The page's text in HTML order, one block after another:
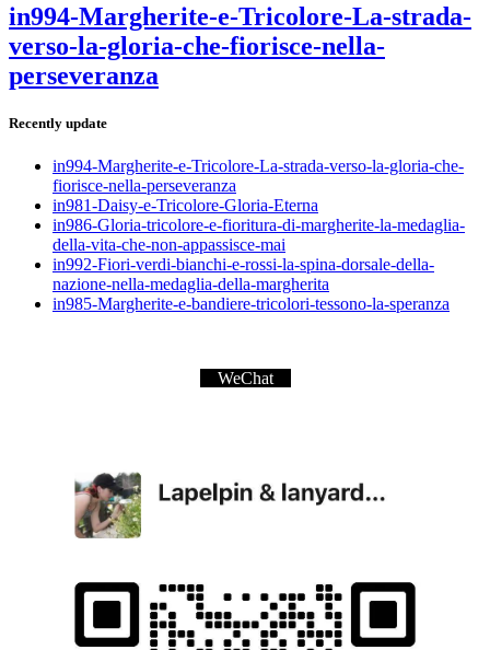
in994-Margherite-e-Tricolore-La-strada-
verso-la-gloria-che-fiorisce-nella-
perseveranza
Recently update
in994-Margherite-e-Tricolore-La-strada-verso-la-gloria-che-
fiorisce-nella-perseveranza
in981-Daisy-e-Tricolore-Gloria-Eterna
in986-Gloria-tricolore-e-fioritura-di-margherite-la-medaglia-
della-vita-che-non-appassisce-mai
in992-Fiori-verdi-bianchi-e-rossi-la-spina-dorsale-della-
nazione-nella-medaglia-della-margherita
in985-Margherite-e-bandiere-tricolori-tessono-la-speranza
WeChat